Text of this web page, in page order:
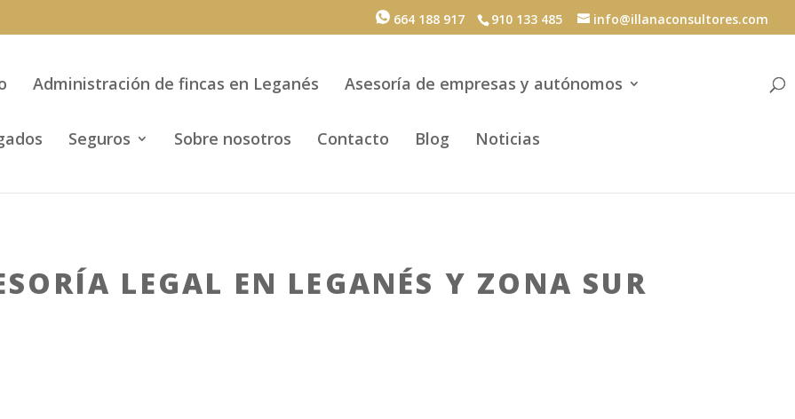
664 188 917 910 133 485 info@illanaconsultores.com
Administración de fincas en Leganés Asesoría de empresas y autónomos
Seguros Sobre nosotros Contacto Blog Noticias
LEGAL EN LEGANÉS Y ZONA SUR